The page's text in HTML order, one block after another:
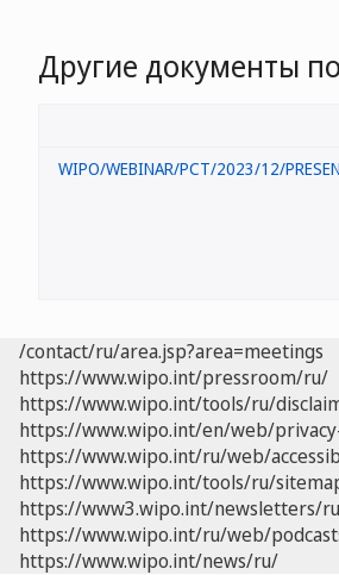
Другие документы
WIPO/WEBINAR/PCT/2023/12/
/contact/ru/area.jsp?area=meetings
https://www.wipo.int/pressroom/ru/
https://www.wipo.int/tools/ru/
https://www.wipo.int/en/web/
https://www.wipo.int/ru/web/
https://www.wipo.int/tools/ru/
https://www3.wipo.int/newsletters/
https://www.wipo.int/ru/web/
https://www.wipo.int/news/ru/